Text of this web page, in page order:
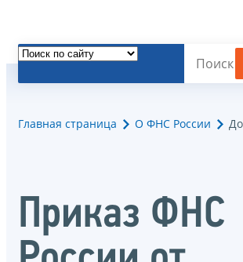
Главная страница О ФНС России
Приказ ФНС